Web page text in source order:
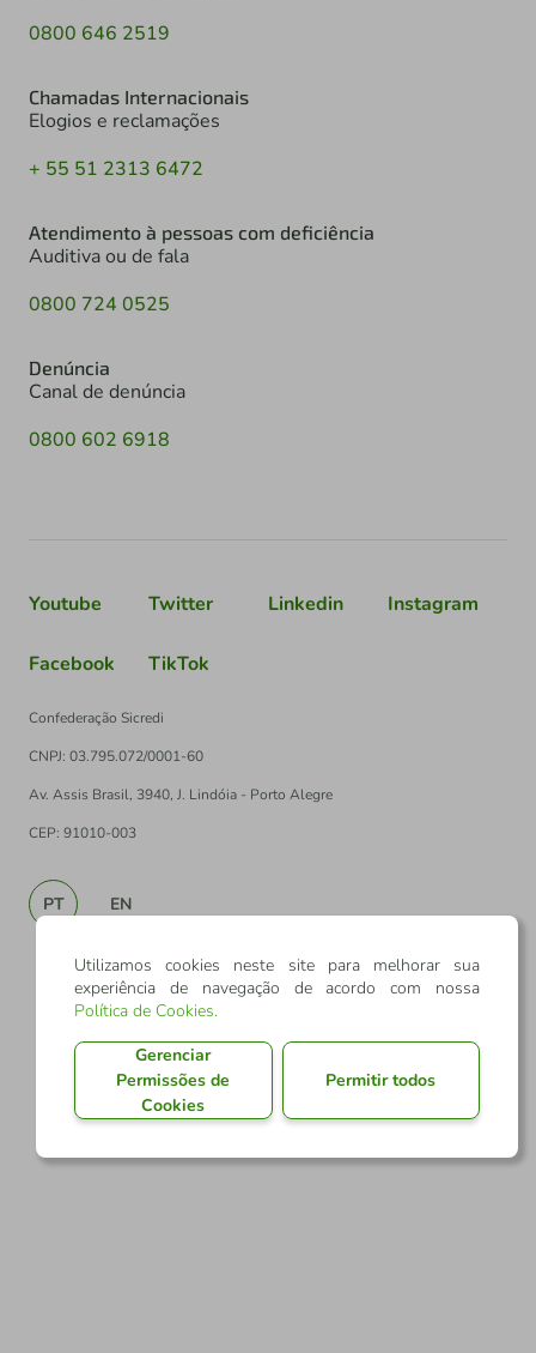
0800 646 2519
Chamadas Internacionais
Elogios e reclamações
+ 55 51 2313 6472
Atendimento à pessoas com deficiência
Auditiva ou de fala
0800 724 0525
Denúncia
Canal de denúncia
0800 602 6918
Youtube Twitter Linkedin Instagram
Facebook TikTok
Confederação Sicredi
CNPJ: 03.795.072/0001-60
Av. Assis Brasil, 3940, J. Lindóia - Porto Alegre
CEP: 91010-003
PT EN
Utilizamos cookies neste site para melhorar sua
experiência de navegação de acordo com nossa
Política de Cookies.
Gerenciar
Permissões de
Cookies
Permitir todos